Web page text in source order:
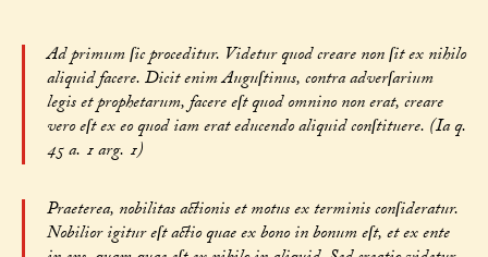
Ad primum ſic proceditur. Videtur quod creare non ſit ex nihilo
aliquid facere. Dicit enim Auguſtinus, contra adverſarium
legis et prophetarum, facere eſt quod omnino non erat, creare
vero eſt ex eo quod iam erat educendo aliquid conſtituere. (Ia q.
45 a. 1 arg. 1)
Praeterea, nobilitas actionis et motus ex terminis conſideratur.
Nobilior igitur eſt actio quae ex bono in bonum eſt, et ex ente